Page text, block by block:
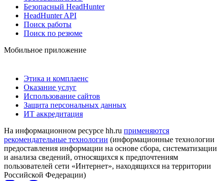
Безопасный HeadHunter
HeadHunter API
Поиск работы
Поиск по резюме
Мобильное приложение
Этика и комплаенс
Оказание услуг
Использование сайтов
Защита персональных данных
ИТ аккредитация
На информационном ресурсе hh.ru применяются
рекомендательные технологии (информационные технологии
предоставления информации на основе сбора, систематизации
и анализа сведений, относящихся к предпочтениям
пользователей сети «Интернет», находящихся на территории
Российской Федерации)